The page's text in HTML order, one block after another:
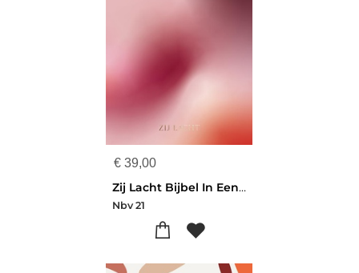
€ 39,00
Zij Lacht Bijbel In Een Jaar
Nbv 21